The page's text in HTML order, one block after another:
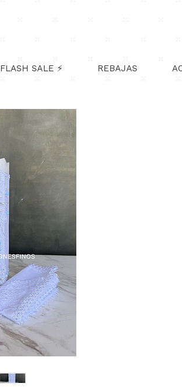
FLASH SALE ⚡ REBAJAS